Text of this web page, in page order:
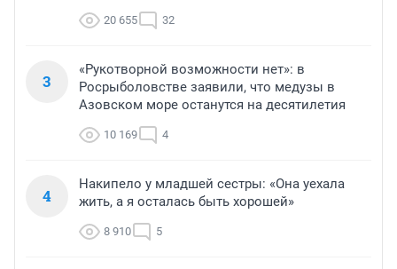
20 655 32
3
«Рукотворной возможности нет»: в
Росрыболовстве заявили, что медузы в
Азовском море останутся на десятилетия
10 169 4
4
Накипело у младшей сестры: «Она уехала
жить, а я осталась быть хорошей»
8 910 5